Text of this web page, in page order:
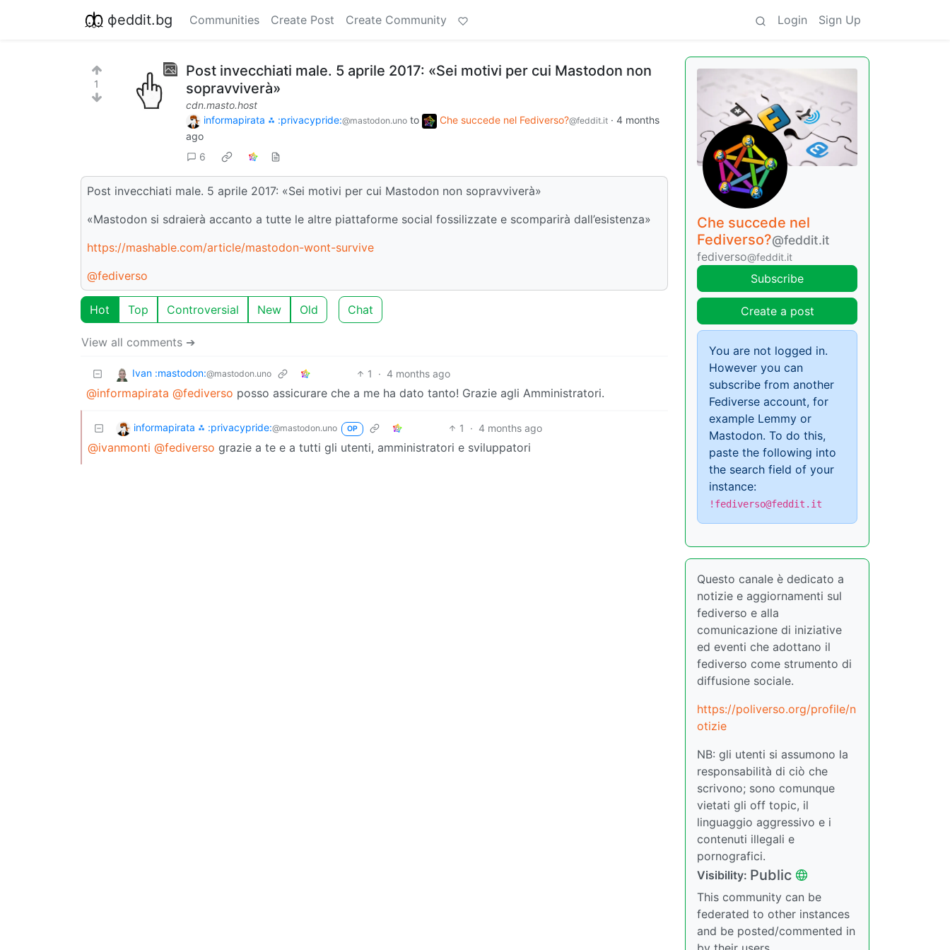
фeddit.bg Communities Create Post Create Community Login Sign Up
1
Post invecchiati male. 5 aprile 2017: «Sei motivi per cui Mastodon non
sopravviverà»
cdn.masto.host
informapirata ⁂ :privacypride:@mastodon.uno to Che succede nel Fediverso?@feddit.it · 4 months
ago
6
Post invecchiati male. 5 aprile 2017: «Sei motivi per cui Mastodon non sopravviverà»
«Mastodon si sdraierà accanto a tutte le altre piattaforme social fossilizzate e scomparirà dall’esistenza»
https://mashable.com/article/mastodon-wont-survive
@fediverso
Hot Top Controversial New Old Chat
View all comments ➔
Ivan :mastodon:@mastodon.uno 1 · 4 months ago
@informapirata @fediverso posso assicurare che a me ha dato tanto! Grazie agli Amministratori.
informapirata ⁂ :privacypride:@mastodon.uno OP 1 · 4 months ago
@ivanmonti @fediverso grazie a te e a tutti gli utenti, amministratori e sviluppatori
Che succede nel
Fediverso?@feddit.it
fediverso@feddit.it
Subscribe
Create a post
You are not logged in.
However you can
subscribe from another
Fediverse account, for
example Lemmy or
Mastodon. To do this,
paste the following into
the search field of your
instance:
!fediverso@feddit.it
Questo canale è dedicato a
notizie e aggiornamenti sul
fediverso e alla
comunicazione di iniziative
ed eventi che adottano il
fediverso come strumento di
diffusione sociale.
https://poliverso.org/profile/n
otizie
NB: gli utenti si assumono la
responsabilità di ciò che
scrivono; sono comunque
vietati gli off topic, il
linguaggio aggressivo e i
contenuti illegali e
pornografici.
Visibility: Public
This community can be
federated to other instances
and be posted/commented in